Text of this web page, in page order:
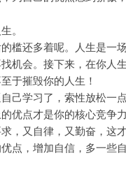
。
槛还多着呢。人生是一
机会。接下来，在你人
于摧毁你的人生！
己学习了，索性放松一
优点才是你的核心竞争力
，又自律，又勤奋，这
点，增加自信，多一些